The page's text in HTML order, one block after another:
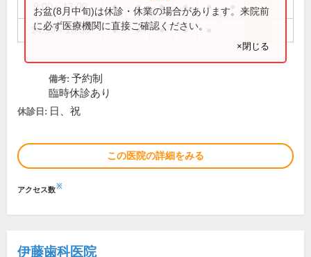
9:00～13:00 ● ● ● ● ●
14:30～18:30 ● ● ● ●
お盆(8月中旬)は休診・休業の場合があります。来院前
に必ず医療機関に直接ご確認ください。
×閉じる
備考: 予約制
臨時休診あり
休診日: 日、祝
この医院の詳細をみる
アクセス数※
伊藤歯科医院